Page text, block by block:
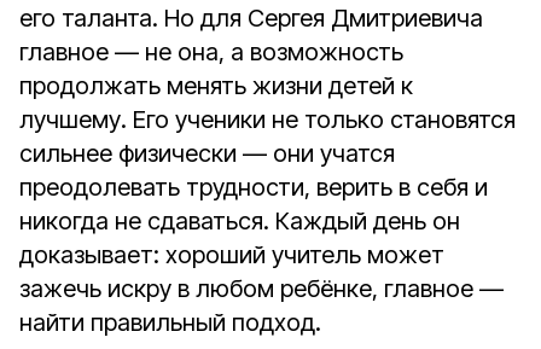
его таланта. Но для Сергея Дмитриевича
главное — не она, а возможность
продолжать менять жизни детей к
лучшему. Его ученики не только становятся
сильнее физически — они учатся
преодолевать трудности, верить в себя и
никогда не сдаваться. Каждый день он
доказывает: хороший учитель может
зажечь искру в любом ребёнке, главное —
найти правильный подход.